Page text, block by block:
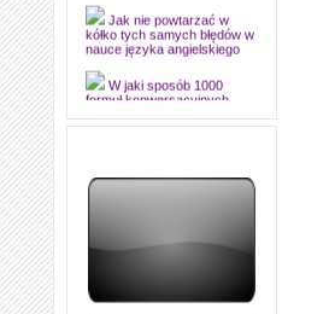
Jak nie powtarzać w
kółko tych samych błędów w
nauce języka angielskiego
W jaki sposób 1000
pozwoli Ci opanować język
zapamiętasz
zrozumiale wytłumaczył, na